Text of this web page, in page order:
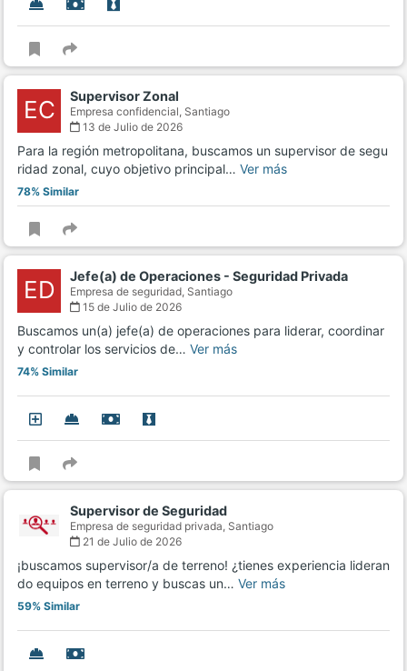
EC Supervisor Zonal
Empresa confidencial, Santiago
13 de Julio de 2026
Para la región metropolitana, buscamos un supervisor de segu
ridad zonal, cuyo objetivo principal… Ver más
78% Similar
ED Jefe(a) de Operaciones - Seguridad Privada
Empresa de seguridad, Santiago
15 de Julio de 2026
Buscamos un(a) jefe(a) de operaciones para liderar, coordinar
y controlar los servicios de… Ver más
74% Similar
Supervisor de Seguridad
Empresa de seguridad privada, Santiago
21 de Julio de 2026
¡buscamos supervisor/a de terreno! ¿tienes experiencia lideran
do equipos en terreno y buscas un… Ver más
59% Similar